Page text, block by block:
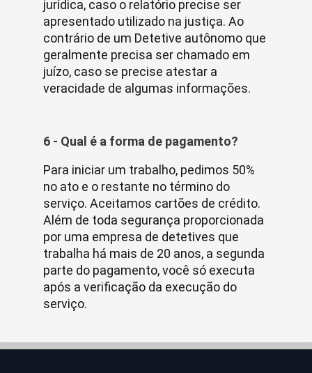
jurídica, caso o relatório precise ser
apresentado utilizado na justiça. Ao
contrário de um Detetive autônomo que
geralmente precisa ser chamado em
juízo, caso se precise atestar a
veracidade de algumas informações.
6 - Qual é a forma de pagamento?
Para iniciar um trabalho, pedimos 50%
no ato e o restante no término do
serviço. Aceitamos cartões de crédito.
Além de toda segurança proporcionada
por uma empresa de detetives que
trabalha há mais de 20 anos, a segunda
parte do pagamento, você só executa
após a verificação da execução do
serviço.